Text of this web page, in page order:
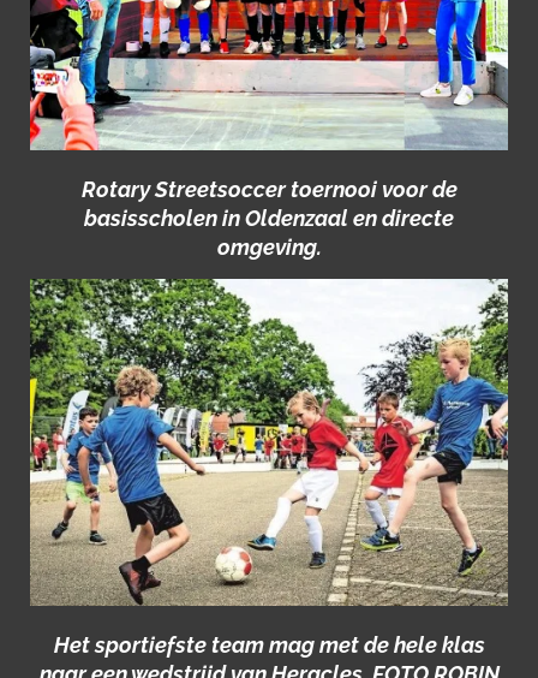
Rotary Streetsoccer toernooi voor de
basisscholen in Oldenzaal en directe
omgeving.
Het sportiefste team mag met de hele klas